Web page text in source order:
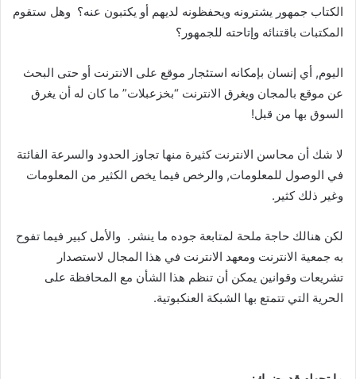
الكتاب جمهور يشترونه ويحفظونه لديهم أو يكتبون عنه؟ وهل ستقوم
المكتبات باقتنائه وإتاحته للجمهور؟
اليوم, أي إنسان بإمكانه استئجار موقع على الانترنت أو حتى البحث
عن موقع بالمجان ويغرق الانترنت “بخزعبلات” ما كان له أن يغرق
السوق بها من قبل!
لا شك أن محاسن الانترنت كثيرة منها تجاوز الحدود والسرعة الفائتة
في الوصول للمعلومات, والرخص فيما يخص الكثير من المعلومات
وغير ذلك كثير.
لكن هنالك حاجة ملحة لمتابعة جوده ما ينشر. والأمل كبير فيما تفوح
به جمعية الانترنت ومعهد الانترنت في هذا المجال لاستصدار
تشريعات وقوانين يمكن أن تنظم هذا الشأن مع المحافظة على
الحرية التي تتمتع بها الشبكة العنكبوتية.